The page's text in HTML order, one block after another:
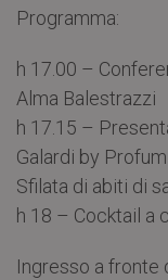
Programma:
h 17.00 –
Alma Balestrazzi
h 17.15 –
Galardi by
Sfilata di abiti di
h 18 – Cocktail a
Ingresso a fronte